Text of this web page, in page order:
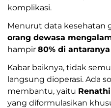
komplikasi.
Menurut data kesehatan
orang dewasa
hampir 80% di
Kabar baiknya, tidak
langsung dioperasi. Ada
membantu, yaitu
yang diformulasikan